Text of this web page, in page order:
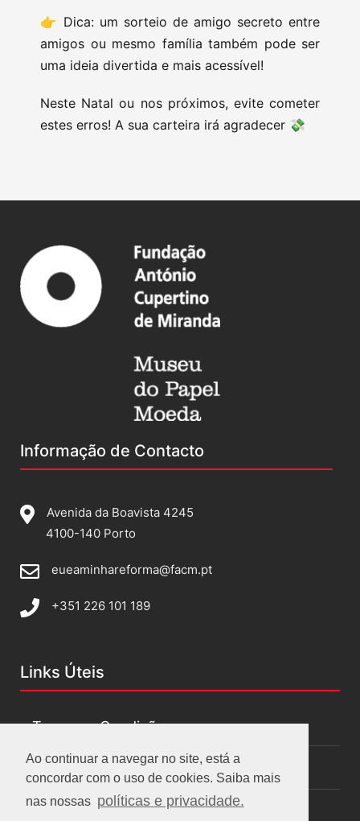
Ao continuar a navegar no site, está a
concordar com o uso de cookies. Saiba mais
nas nossas políticas e privacidade.
👉 Dica: um sorteio de amigo secreto entre
amigos ou mesmo família também pode ser
uma ideia divertida e mais acessível!
Neste Natal ou nos próximos, evite cometer
estes erros! A sua carteira irá agradecer 💸
Informação de Contacto
Avenida da Boavista 4245
4100-140 Porto
eueaminhareforma@facm.pt
+351 226 101 189
Links Úteis
Termos e Condições
Políticas de privacidade